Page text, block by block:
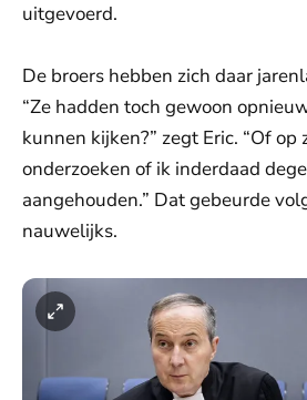
uitgevoerd.
De broers hebben zich daar
“Ze hadden toch gewoon
kunnen kijken?” zegt Eric. “Of op
onderzoeken of ik inderdaad
aangehouden.” Dat gebeurde
nauwelijks.